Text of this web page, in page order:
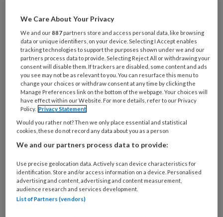
artikelen gratis per maand
Al een account of abonnement?Log dan in
Wat
is
je
e-
mailadres?
* *
Kies
je
wachtwoord*
je
functie *
Bij
We Care About Your Privacy
We and our887 partners store and access personal data, like browsing
data or unique identifiers, on your device. Selecting I Accept enables
tracking technologies to support the purposes shown under we and our
partners process data to provide. Selecting Reject All or withdrawing your
consent will disable them. If trackers are disabled, some content and ads
you see may not be as relevant to you. You can resurface this menu to
change your choices or withdraw consent at any time by clicking the
Manage Preferences link on the bottom of the webpage. Your choices will
have effect within our Website. For more details, refer to our Privacy
Policy. Privacy Statement
Would you rather not? Then we only place essential and statistical
cookies, these do not record any data about you as a person
We and our partners process data to provide:
Use precise geolocation data. Actively scan device characteristics for
identification. Store and/or access information on a device. Personalised
advertising and content, advertising and content measurement,
audience research and services development.
List of Partners (vendors)